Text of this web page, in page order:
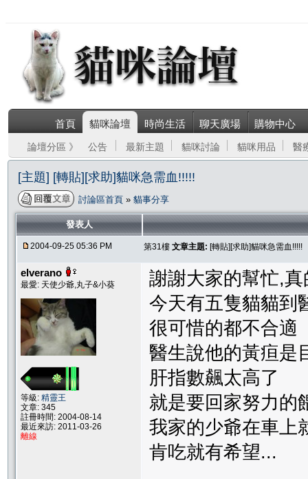
首頁 貓咪論壇 時尚生活 聊天廣場 購物中心
論壇分區 》 公告 最新主題 貓咪討論 貓咪用品 醫
[主題] [轉貼][求助]貓咪急需血!!!!!
討論區首頁 » 貓事分享
發表人
2004-09-25 05:36 PM 第31樓 文章主題: [轉貼][求助]貓咪急需血!!!!!
elverano
最愛: 天使少爺,丸子&小葵
等級: 精靈王
文章: 345
註冊時間: 2004-08-14
最近來訪: 2011-03-26
離線
謝謝大家的幫忙,
今天有五隻貓貓到
很可惜的都不合適
醫生說他的黃疸是
肝指數飆太高了
就是要回家努力的
我家的少爺在車上
肯吃就有希望...